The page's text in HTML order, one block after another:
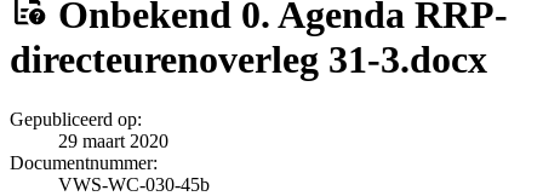
Onbekend 0. Agenda RRP-
directeurenoverleg 31-3.docx
Gepubliceerd op:
29 maart 2020
Documentnummer:
VWS-WC-030-45b